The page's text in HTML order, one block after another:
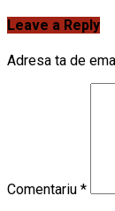
Leave a Reply
Adresa ta de
Comentariu *